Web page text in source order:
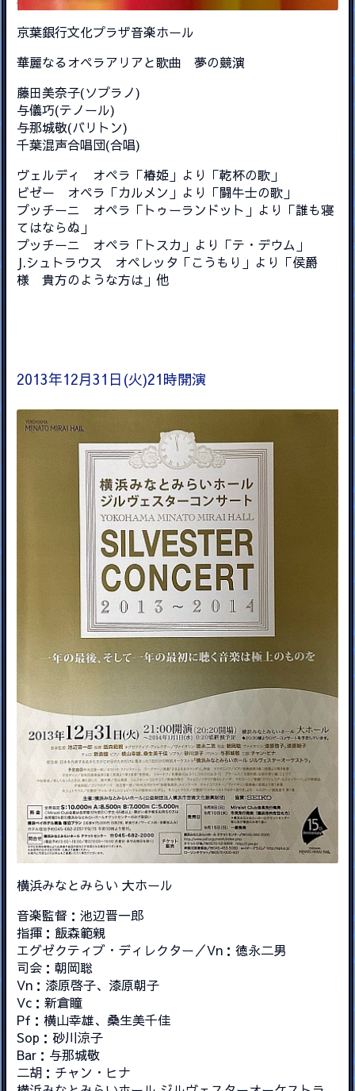
京葉銀行文化プラザ音楽ホール
華麗なるオペラアリアと歌曲 夢の競演
藤田美奈子(ソプラノ)
与儀巧(テノール)
与那城敬(バリトン)
千葉混声合唱団(合唱)
ヴェルディ オペラ「椿姫」より「乾杯の歌」
ビゼー オペラ「カルメン」より「闘牛士の歌」
プッチーニ オペラ「トゥーランドット」より「誰も寝
てはならぬ」
プッチーニ オペラ「トスカ」より「テ・デウム」
J.シュトラウス オペレッタ「こうもり」より「侯爵
様 貴方のような方は」他
2013年12月31日(火)21時開演
横浜みなとみらい 大ホール
音楽監督：池辺晋一郎
指揮：飯森範親
エグゼクティブ・ディレクター／Vn：徳永二男
司会：朝岡聡
Vn：漆原啓子、漆原朝子
Vc：新倉瞳
Pf：横山幸雄、桑生美千佳
Sop：砂川涼子
Bar：与那城敬
二胡：チャン・ヒナ